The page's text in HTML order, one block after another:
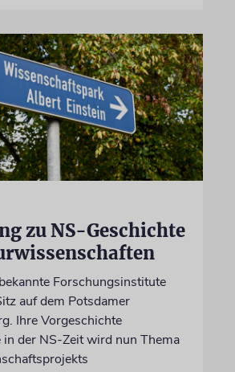
zu NS-Geschichte
Forschungsinstitute
auf dem Potsdamer
Ihre Vorgeschichte
in der NS-Zeit wird nun Thema